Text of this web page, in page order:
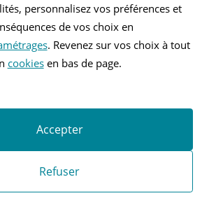
Recherche
Recherche avancée
personnalisez vos préférences et
de vos choix en
. Revenez sur vos choix à tout
cookiesen bas de page.
Refuser
Accepter